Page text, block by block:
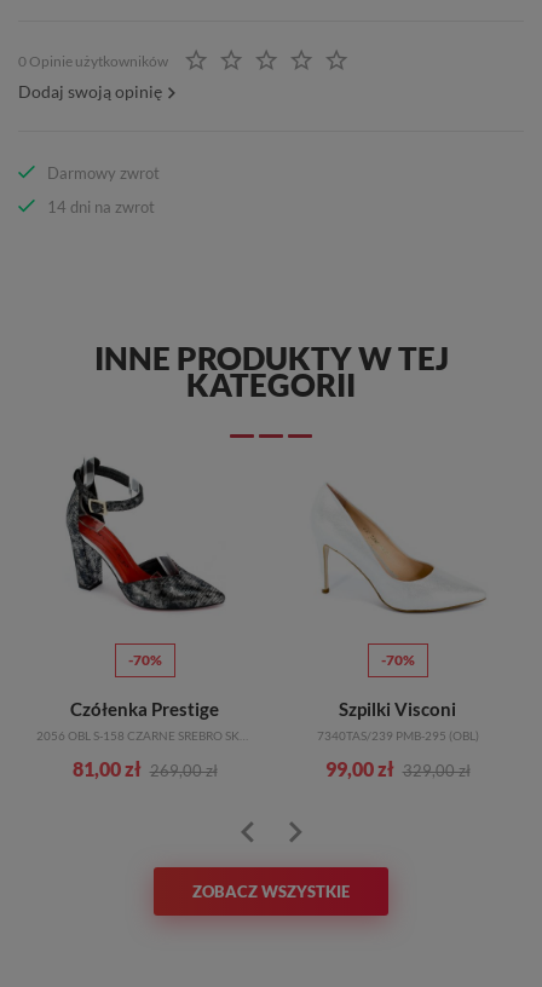
0 Opinie użytkowników
Dodaj swoją opinię
Darmowy zwrot
14 dni na zwrot
INNE PRODUKTY W TEJ
KATEGORII
-70%
Czółenka Prestige
81,00 zł 269,00 zł
-70%
Szpilki Visconi
7340TAS/239 PMB-295 (OBL)
99,00 zł 329,00 zł
ZOBACZ WSZYSTKIE